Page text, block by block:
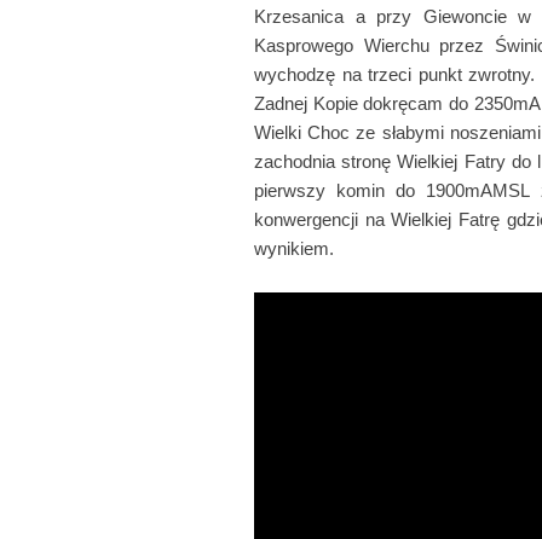
Krzesanica a przy Giewoncie
Kasprowego Wierchu przez
wychodzę na trzeci punkt
Zadnej Kopie dokręcam do
Wielki Choc ze słabymi
zachodnia stronę Wielkiej Fatry do
pierwszy komin do
konwergencji na Wielkiej Fatrę
wynikiem.